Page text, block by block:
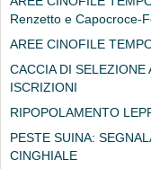
Renzetto e Capocroce-
AREE CINOFILE
CACCIA DI
ISCRIZIONI
RIPOPOLAMENTO
PESTE SUINA:
CINGHIALE